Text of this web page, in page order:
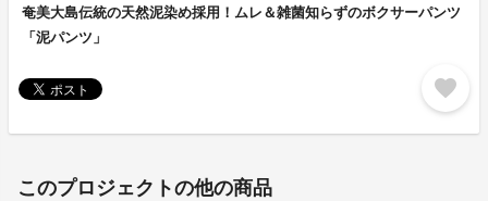
奄美大島伝統の天然泥染め採用！ムレ＆雑菌知らずのボクサーパンツ
「泥パンツ」
favorite
このプロジェクトの他の商品